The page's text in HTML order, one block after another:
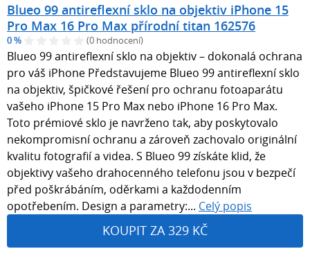
Blueo 99 antireflexní sklo na objektiv iPhone 15
Pro Max 16 Pro Max přírodní titan 162576
0 % (0 hodnocení)
Blueo 99 antireflexní sklo na objektiv – dokonalá ochrana
pro váš iPhone Představujeme Blueo 99 antireflexní sklo
na objektiv, špičkové řešení pro ochranu fotoaparátu
vašeho iPhone 15 Pro Max nebo iPhone 16 Pro Max.
Toto prémiové sklo je navrženo tak, aby poskytovalo
nekompromisní ochranu a zároveň zachovalo originální
kvalitu fotografií a videa. S Blueo 99 získáte klid, že
objektivy vašeho drahocenného telefonu jsou v bezpečí
před poškrábáním, oděrkami a každodenním
opotřebením. Design a parametry:... Celý popis
KOUPIT ZA 329 KČ